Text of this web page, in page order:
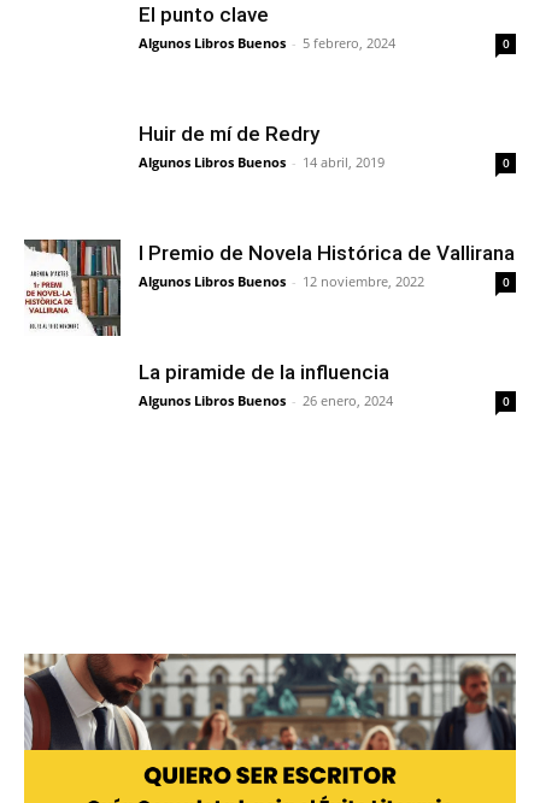
El punto clave
Algunos Libros Buenos - 5 febrero, 2024 0
Huir de mí de Redry
Algunos Libros Buenos - 14 abril, 2019 0
I Premio de Novela Histórica de Vallirana
Algunos Libros Buenos - 12 noviembre, 2022 0
La piramide de la influencia
Algunos Libros Buenos - 26 enero, 2024 0